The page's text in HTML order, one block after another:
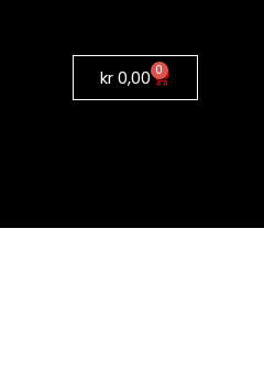
kr0,00 0